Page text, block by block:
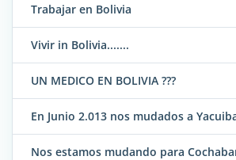
Trabajar en Bolivia
Vivir in Bolivia.......
UN MEDICO EN BOLIVIA ???
En Junio 2.013 nos mudados a
Nos estamos mudando para